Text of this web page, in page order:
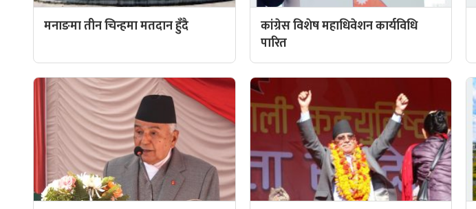
मनाङमा तीन चिन्हमा मतदान हुँदै
कांग्रेस विशेष महाधिवेशन कार्यविधि
पारित